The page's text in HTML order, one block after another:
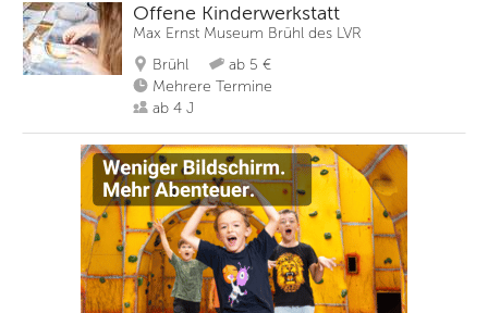
Offene Kinderwerkstatt
Max Ernst Museum Brühl des LVR
Brühl
ab 5 €
Mehrere Termine
ab 4 J